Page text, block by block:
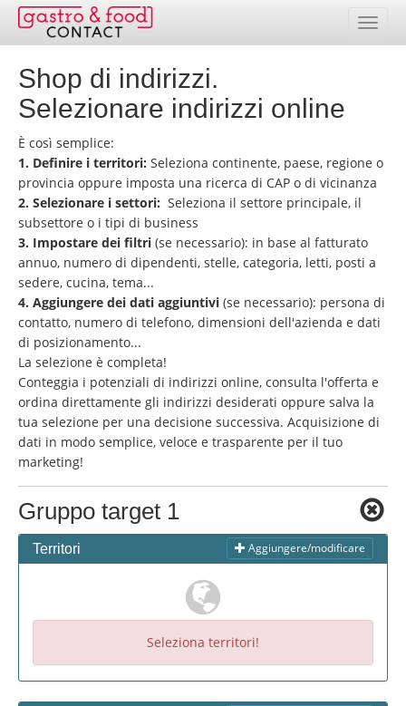
Banca dati
Elenco paesi
Pacchetti indirizzi
Selezione online
Prezzi
Contatto
Area clienti
Cambiare lingua:
Deutsch
American English
British English
Français
Shop di indirizzi.
Selezionare indirizzi online
È così semplice:
1. Definire i territori: Seleziona continente, paese, regione o
provincia oppure imposta una ricerca di CAP o di vicinanza
2. Selezionare i settori: Seleziona il settore principale, il
subsettore o i tipi di business
3. Impostare dei filtri (se necessario): in base al fatturato
annuo, numero di dipendenti, stelle, categoria, letti, posti a
sedere, cucina, tema...
4. Aggiungere dei dati aggiuntivi (se necessario): persona di
contatto, numero di telefono, dimensioni dell'azienda e dati
di posizionamento...
La selezione è completa!
Conteggia i potenziali di indirizzi online, consulta l'offerta e
ordina direttamente gli indirizzi desiderati oppure salva la
tua selezione per una decisione successiva. Acquisizione di
dati in modo semplice, veloce e trasparente per il tuo
marketing!
Gruppo target 1
Aggiungere/modificare
Territori
Seleziona territori!